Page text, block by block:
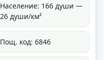
Население: 166 души —
26 души/км²
Пощ. код: 6846